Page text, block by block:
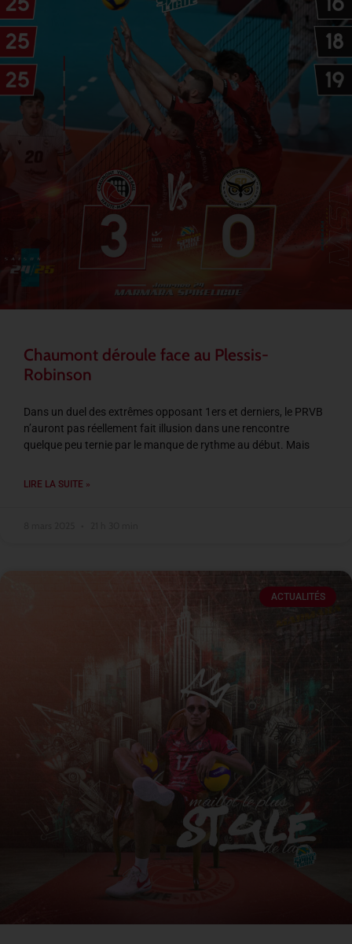
Chaumont déroule face au Plessis-
Robinson
Dans un duel des extrêmes opposant 1ers et derniers, le PRVB
n’auront pas réellement fait illusion dans une rencontre
quelque peu ternie par le manque de rythme au début. Mais
LIRE LA SUITE »
ACTUALITÉS